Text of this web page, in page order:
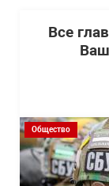
Все
Общество